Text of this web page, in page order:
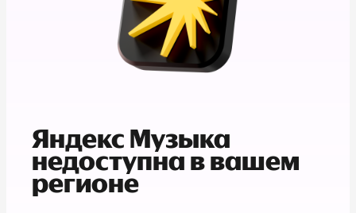
Яндекс Музыка
недоступна в вашем
регионе